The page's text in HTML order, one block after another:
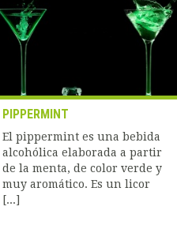
PIPPERMINT
El pippermint es una bebida
alcohólica elaborada a partir
de la menta, de color verde y
muy aromático. Es un licor
[...]